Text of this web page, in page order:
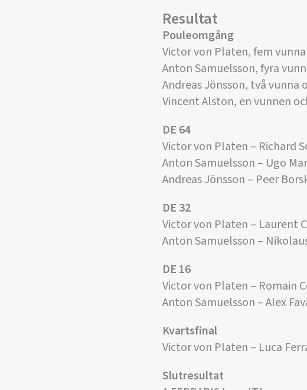
Resultat
Pouleomgång
Victor von Platen, fem
Anton Samuelsson, fyra
Andreas Jönsson, två vunna
Vincent Alston, en vunnen
DE 64
Victor von Platen – Richard
Anton Samuelsson – Ugo
Andreas Jönsson – Peer
DE 32
Victor von Platen – Laurent
Anton Samuelsson –
DE 16
Victor von Platen – Romain
Anton Samuelsson – Alex
Kvartsfinal
Victor von Platen – Luca
Slutresultat